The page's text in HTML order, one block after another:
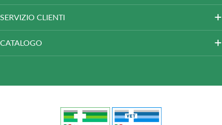
SERVIZIO CLIENTI
CATALOGO